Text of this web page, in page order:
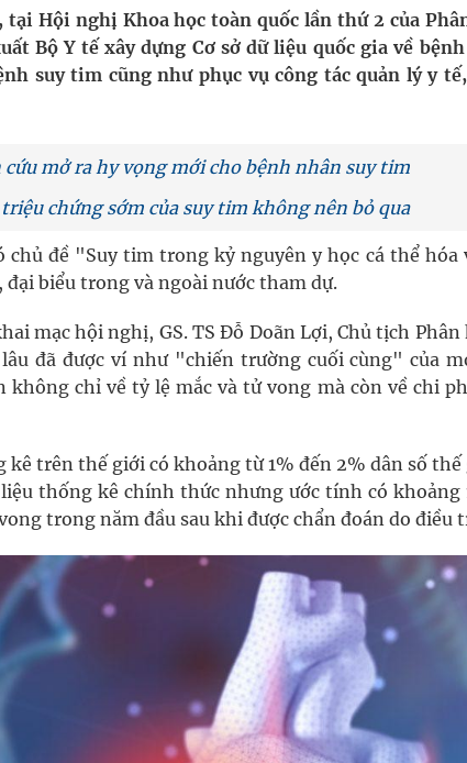
hiểm vì tiến triển quá âm thầm
lớn được diễn ra tại Lễ hội sầu riêng 2026
khai các nhiệm vụ trong lĩnh vực cấp cứu, điều trị đột quỵ
đến hy vọng mới trong phòng ngừa ung thư
Tập Tiểu Cầu Và Chống Đông Máu Của Các Loài Nhân Sâm
Dược Lý Và Cơ Chế Phân Tử
tại Hội nghị Khoa học toàn quốc lần thứ 2 của
Bộ Y tế xây dựng Cơ sở dữ liệu quốc gia về
suy tim cũng như phục vụ công tác quản lý y
cứu mở ra hy vọng mới cho bệnh nhân suy tim
chứng sớm của suy tim không nên bỏ qua
chủ đề "Suy tim trong kỷ nguyên y học cá thể
đại biểu trong và ngoài nước tham dự.
mạc hội nghị, GS. TS Đỗ Doãn Lợi, Chủ tịch
đã được ví như "chiến trường cuối cùng" của
không chỉ về tỷ lệ mắc và tử vong mà còn về chi
kê trên thế giới có khoảng từ 1% đến 2% dân số
liệu thống kê chính thức nhưng ước tính có
trong năm đầu sau khi được chẩn đoán do điều